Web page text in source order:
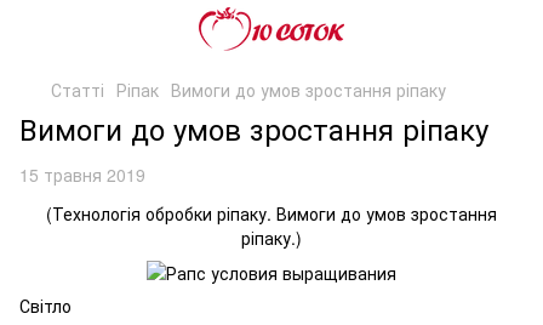
Статті Ріпак Вимоги до умов зростання ріпаку
Вимоги до умов зростання ріпаку
15 травня 2019
(Технологія обробки ріпаку. Вимоги до умов зростання
ріпаку.)
Світло